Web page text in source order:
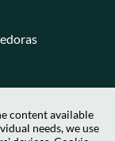
content available
needs, we use